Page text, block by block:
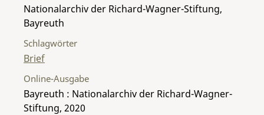
Nationalarchiv der Richard-Wagner-Stiftung,
Bayreuth
Schlagwörter
Brief
Online-Ausgabe
Bayreuth : Nationalarchiv der Richard-Wagner-
Stiftung, 2020